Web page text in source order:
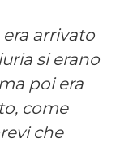
arrivato
si erano
poi era
come
che